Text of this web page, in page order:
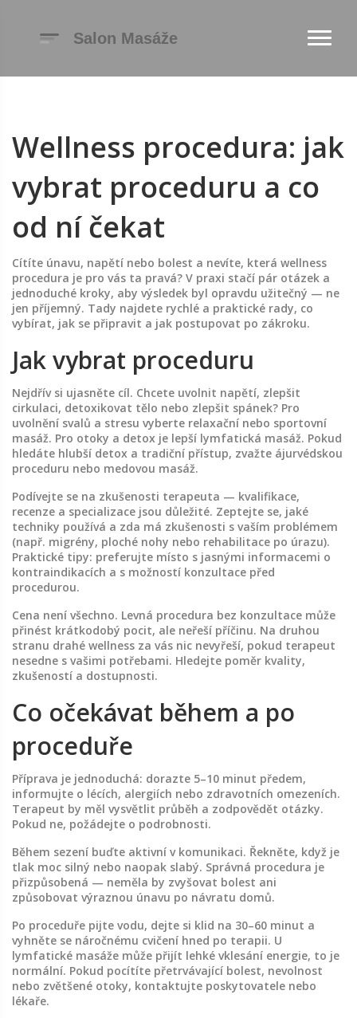
Wellness procedura: jak
vybrat proceduru a co
od ní čekat
Cítíte únavu, napětí nebo bolest a nevíte, která wellness
procedura je pro vás ta pravá? V praxi stačí pár otázek a
jednoduché kroky, aby výsledek byl opravdu užitečný — ne
jen příjemný. Tady najdete rychlé a praktické rady, co
vybírat, jak se připravit a jak postupovat po zákroku.
Jak vybrat proceduru
Nejdřív si ujasněte cíl. Chcete uvolnit napětí, zlepšit
cirkulaci, detoxikovat tělo nebo zlepšit spánek? Pro
uvolnění svalů a stresu vyberte relaxační nebo sportovní
masáž. Pro otoky a detox je lepší lymfatická masáž. Pokud
hledáte hlubší detox a tradiční přístup, zvažte ájurvédskou
proceduru nebo medovou masáž.
Podívejte se na zkušenosti terapeuta — kvalifikace,
recenze a specializace jsou důležité. Zeptejte se, jaké
techniky používá a zda má zkušenosti s vaším problémem
(např. migrény, ploché nohy nebo rehabilitace po úrazu).
Praktické tipy: preferujte místo s jasnými informacemi o
kontraindikacích a s možností konzultace před
procedurou.
Cena není všechno. Levná procedura bez konzultace může
přinést krátkodobý pocit, ale neřeší příčinu. Na druhou
stranu drahé wellness za vás nic nevyřeší, pokud terapeut
nesedne s vašimi potřebami. Hledejte poměr kvality,
zkušeností a dostupnosti.
Co očekávat během a po
proceduře
Příprava je jednoduchá: dorazte 5–10 minut předem,
informujte o lécích, alergiích nebo zdravotních omezeních.
Terapeut by měl vysvětlit průběh a zodpovědět otázky.
Pokud ne, požádejte o podrobnosti.
Během sezení buďte aktivní v komunikaci. Řekněte, když je
tlak moc silný nebo naopak slabý. Správná procedura je
přizpůsobená — neměla by zvyšovat bolest ani
způsobovat výraznou únavu po návratu domů.
Po proceduře pijte vodu, dejte si klid na 30–60 minut a
vyhněte se náročnému cvičení hned po terapii. U
lymfatické masáže může přijít lehké vklesání energie, to je
normální. Pokud pocítíte přetrvávající bolest, nevolnost
nebo zvětšené otoky, kontaktujte poskytovatele nebo
lékaře.